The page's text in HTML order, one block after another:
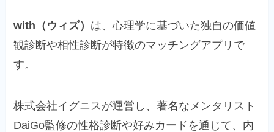
with（ウィズ） は、心理学に基づいた独自の価値
観診断や相性診断が特徴のマッチングアプリで
す。
株式会社イグニスが運営し、著名なメンタリスト
DaiGo監修の性格診断や好みカードを通じて、内